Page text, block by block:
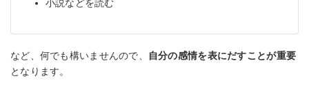
小説などを読む
など、何でも構いませんので、
自分の感情を表にだすことが重要
となります。